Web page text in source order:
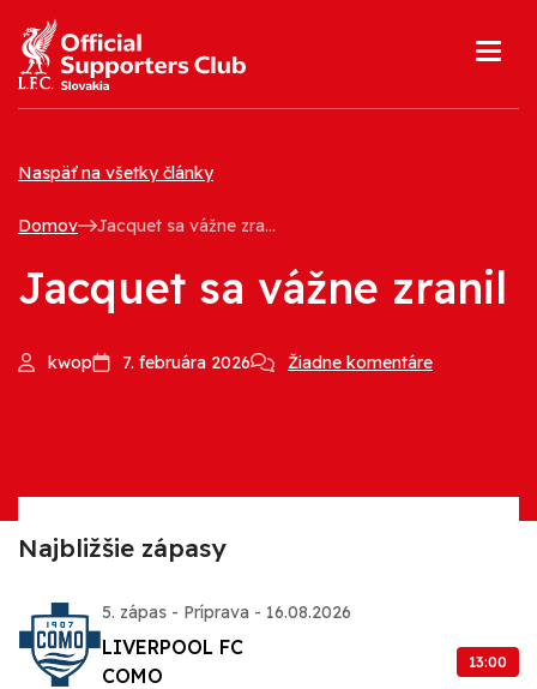
content
Domov Jacquet sa vážne zranil
Naspäť na všetky články
Jacquet sa vážne zranil
kwop 7. februára 2026 Žiadne komentáre
Najbližšie zápasy
5. zápas - Príprava - 16.08.2026
LIVERPOOL FC
COMO
13:00